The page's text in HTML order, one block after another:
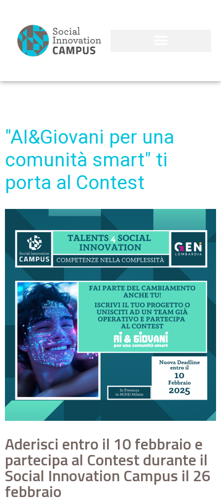
"AI&Giovani per una
comunità smart" ti
porta al Contest
Aderisci entro il 10 febbraio e
partecipa al Contest durante il
Social Innovation Campus il 26
febbraio